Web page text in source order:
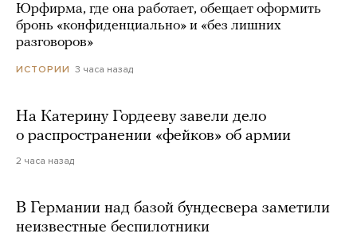
Юрфирма, где она работает, обещает оформить
бронь «конфиденциально» и «без лишних
разговоров»
ИСТОРИИ 3 часа назад
На Катерину Гордееву завели дело
о распространении «фейков» об армии
2 часа назад
В Германии над базой бундесвера заметили
неизвестные беспилотники